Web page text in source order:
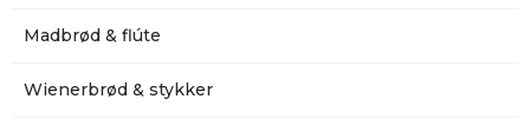
Madbrød & flúte
Wienerbrød & stykker